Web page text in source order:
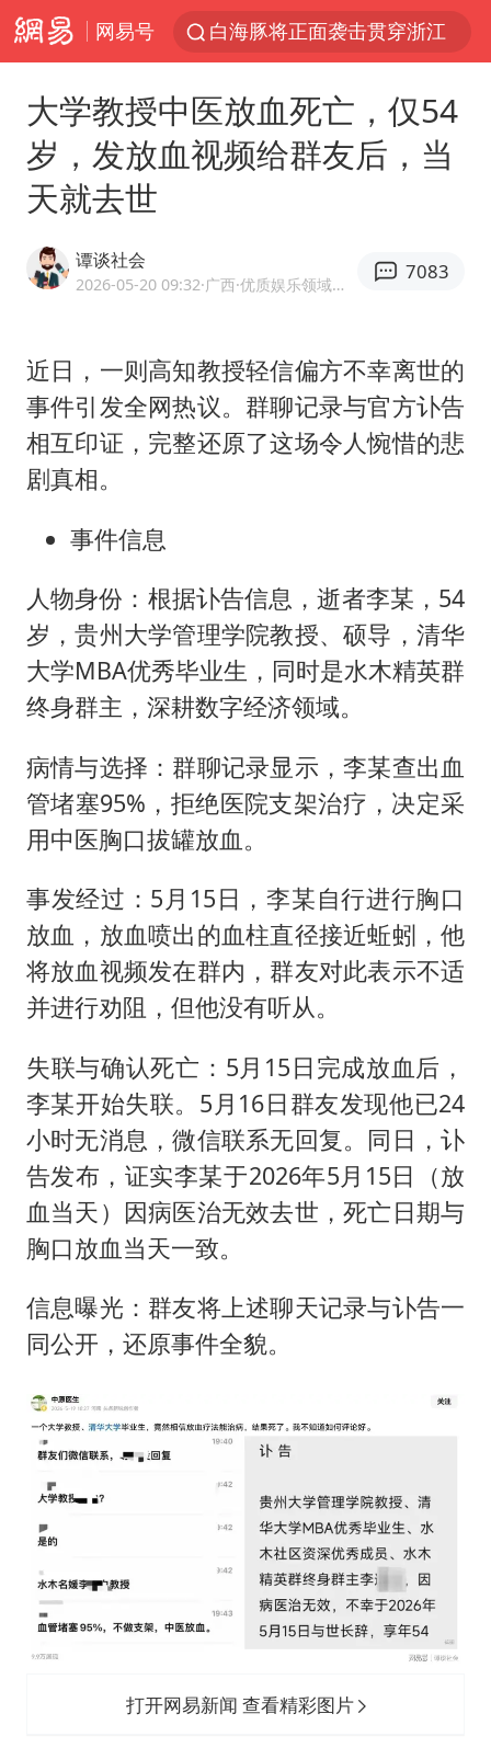
网易号
白海豚将正面袭击贯穿浙江
名创优品一次性内裤 颜面尽失
视频丨中国东方电气集团原党组副书记、董事宋致远被查
浙江台州《告全体市民书》
上海多家景点临时闭园或调整运营时间
郑丽文：台湾从来没有“独立”过
董璇小酒窝朵朵为佟丽娅庆生
女儿为争财产堵门阻挠父亲出殡
美国AI开始攻击真人了
大学教授中医放血死亡，仅54
岁，发放血视频给群友后，当
天就去世
谭谈社会
2026-05-20 09:32·广西 ·优质娱乐领域创作者
7083
近日，一则高知教授轻信偏方不幸离世的
事件引发全网热议。群聊记录与官方讣告
相互印证，完整还原了这场令人惋惜的悲
剧真相。
事件信息
人物身份：根据讣告信息，逝者李某，54
岁，贵州大学管理学院教授、硕导，清华
大学MBA优秀毕业生，同时是水木精英群
终身群主，深耕数字经济领域。
病情与选择：群聊记录显示，李某查出血
管堵塞95%，拒绝医院支架治疗，决定采
用中医胸口拔罐放血。
事发经过：5月15日，李某自行进行胸口
放血，放血喷出的血柱直径接近蚯蚓，他
将放血视频发在群内，群友对此表示不适
并进行劝阻，但他没有听从。
失联与确认死亡：5月15日完成放血后，
李某开始失联。5月16日群友发现他已24
小时无消息，微信联系无回复。同日，讣
告发布，证实李某于2026年5月15日（放
血当天）因病医治无效去世，死亡日期与
胸口放血当天一致。
信息曝光：群友将上述聊天记录与讣告一
同公开，还原事件全貌。
打开网易新闻 查看精彩图片